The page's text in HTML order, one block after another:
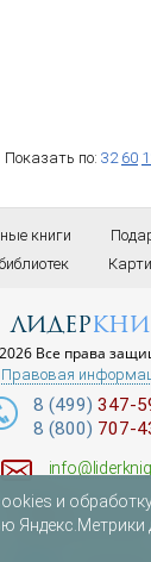
Показать по: 32 60
книги
лидер
Все права
Правовая
8 (499) 347-
8 (800) 707-
Доставка
и
Яндекс.Метрики